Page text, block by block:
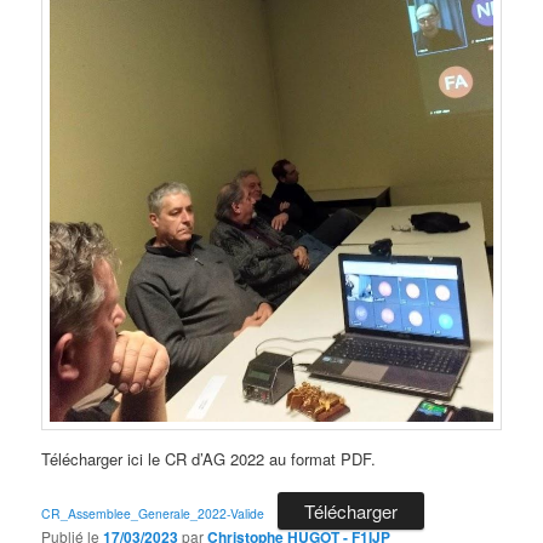
Télécharger ici le CR d’AG 2022 au format PDF.
CR_Assemblee_Generale_2022-Valide Télécharger
Publié le17/03/2023parChristophe HUGOT - F1IJP